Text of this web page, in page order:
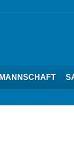
MANNSCHAFT